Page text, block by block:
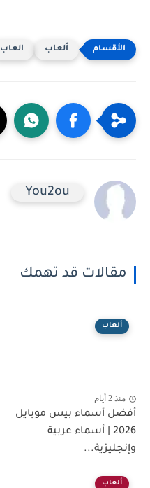
ألعاب العاب
You2ou
مقالات قد تهمك
ألعاب
منذ 2 أيام
أفضل أسماء بيس موبايل
2026 | أسماء عربية
وإنجليزية...
ألعاب